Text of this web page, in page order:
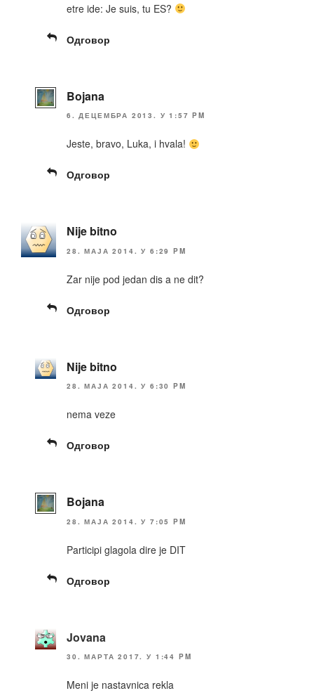
etre ide: Je suis, tu ES?
Одговор
Bojana
6. ДЕЦЕМБРА 2013. У 1:57 PM
Jeste, bravo, Luka, i hvala!
Одговор
Nije bitno
28. МАЈА 2014. У 6:29 PM
Zar nije pod jedan dis a ne dit?
Одговор
Nije bitno
28. МАЈА 2014. У 6:30 PM
nema veze
Одговор
Bojana
28. МАЈА 2014. У 7:05 PM
Participi glagola dire je DIT
Одговор
Jovana
30. МАРТА 2017. У 1:44 PM
Meni je nastavnica rekla